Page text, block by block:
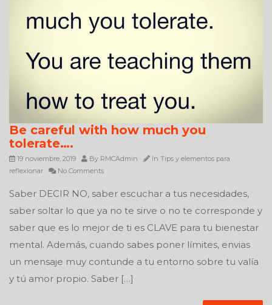
Be careful with how much you
tolerate….
19 noviembre, 2019 By RMCAdmin In Tips y elementos para
reflexionar
No Comments
Saber DECIR NO, saber escuchar a tus necesidades,
saber soltar lo que ya no te sirve o no te corresponde y
saber que es lo mejor de ti es CLAVE para tu bienestar
mental. Además, cuando sabes poner límites, envias
un mensaje muy contunde a tu entorno sobre tu valía
y tú amor propio. Saber […]